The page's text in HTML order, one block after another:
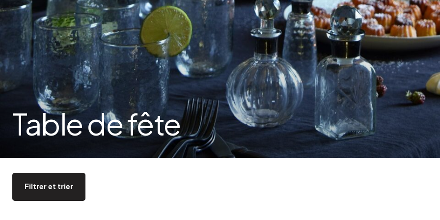
Bistrot
Bord de mer
Brocante
Contemporain
Esprit Haussmannien
Grand hôtel
Naturel
Velours
Bois blond
Papier mâché
Verre
Zinc et galva
Argenté
Table de fête
Filtrer et trier